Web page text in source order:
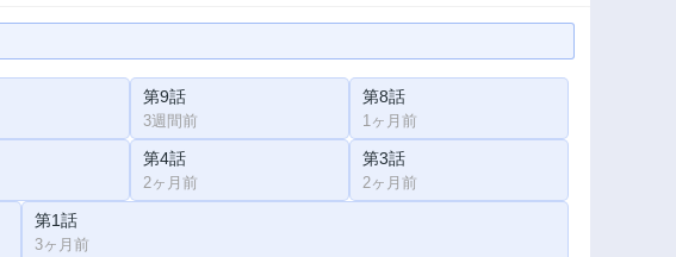
第9話
3週間前
第8話
1ヶ月前
第4話
2ヶ月前
第3話
2ヶ月前
第1話
3ヶ月前